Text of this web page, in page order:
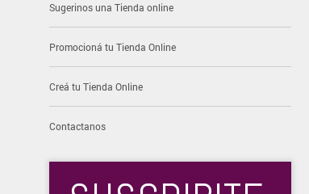
Sugerinos una Tienda online
Promocioná tu Tienda Online
Creá tu Tienda Online
Contactanos